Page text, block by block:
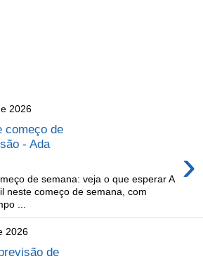
2026
começo de
- Ada
›
de semana: veja o que esperar A
neste começo de semana, com
...
2026
de